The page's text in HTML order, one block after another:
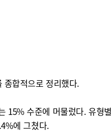
종합적으로 정리했다.
15% 수준에 머물렀다. 유형
에 그쳤다.